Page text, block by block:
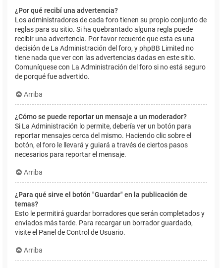
¿Por qué recibí una advertencia?
Los administradores de cada foro tienen su propio conjunto de
reglas para su sitio. Si ha quebrantado alguna regla puede
recibir una advertencia. Por favor recuerde que esta es una
decisión de La Administración del foro, y phpBB Limited no
tiene nada que ver con las advertencias dadas en este sitio.
Comuníquese con La Administración del foro si no está seguro
de porqué fue advertido.
Arriba
¿Cómo se puede reportar un mensaje a un moderador?
Si La Administración lo permite, debería ver un botón para
reportar mensajes cerca del mismo. Haciendo clic sobre el
botón, el foro le llevará y guiará a través de ciertos pasos
necesarios para reportar el mensaje.
Arriba
¿Para qué sirve el botón "Guardar" en la publicación de
temas?
Esto le permitirá guardar borradores que serán completados y
enviados más tarde. Para recargar un borrador guardado,
visite el Panel de Control de Usuario.
Arriba